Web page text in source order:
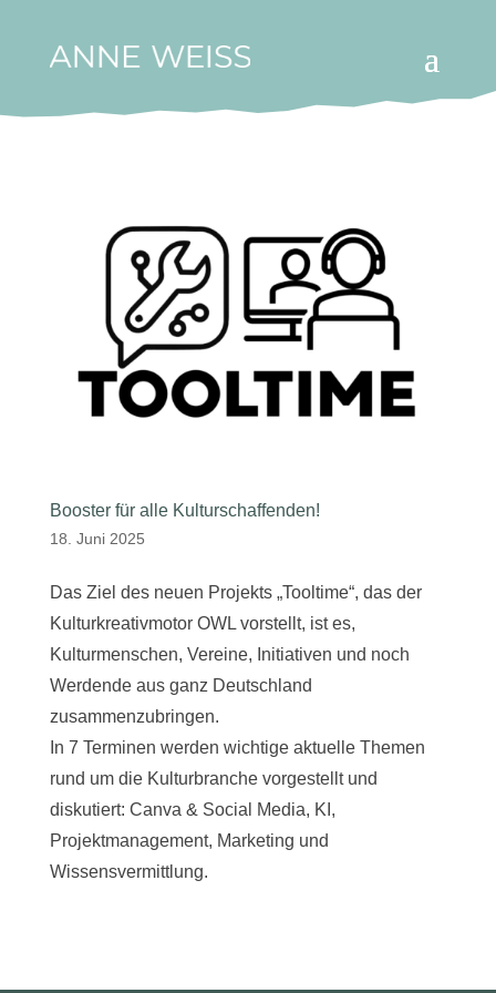
Booster für alle Kulturschaffenden!
18. Juni 2025
Das Ziel des neuen Projekts „Tooltime“, das der
Kulturkreativmotor OWL vorstellt, ist es,
Kulturmenschen, Vereine, Initiativen und noch
Werdende aus ganz Deutschland
zusammenzubringen.
In 7 Terminen werden wichtige aktuelle Themen
rund um die Kulturbranche vorgestellt und
diskutiert: Canva & Social Media, KI,
Projektmanagement, Marketing und
Wissensvermittlung.